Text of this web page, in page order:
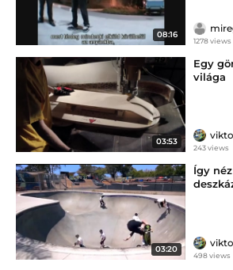
08:16
1278 views
03:53
Egy
világa
243 views
03:20
Így
498 views